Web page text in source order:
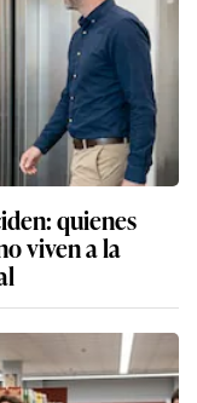
quienes
viven a la